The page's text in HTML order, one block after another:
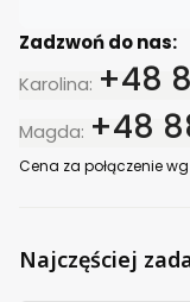
Zadzwoń do nas:
Karolina: +48
Magda: +48
Cena za połączenie
Najczęściej